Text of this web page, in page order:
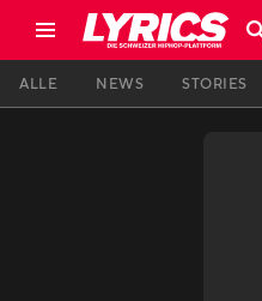
ALLE NEWS STORIES